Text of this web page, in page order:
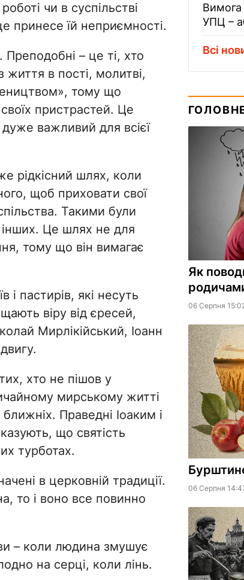
чи в суспільстві
принесе їй неприємності.
– це ті, хто
життя в пості, молитві,
тому що
пристрастей. Це
важливий для всієї
рідкісний шлях, коли
щоб приховати свої
Такими були
інших. Це шлях не для
тому що він вимагає
і пастирів, які несуть
віру від єресей,
Мирлікійський, Іоанн
хто не пішов у
мирському житті
Праведні Іоаким і
що святість
турботах.
в церковній традиції.
то і воно все повинно
– коли людина змушує
на серці, коли лінь.
УПЦ –
Всі
Як
06 Серпня
06 Серпня